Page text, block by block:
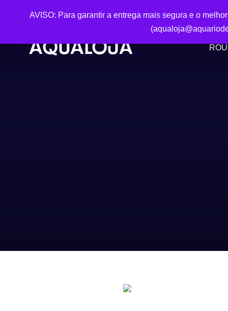
AVISO: Para garantir a entrega mais segura e o